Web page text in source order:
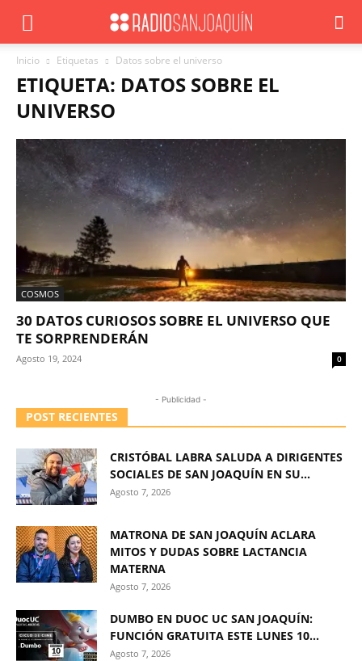
Inicio Etiquetas Datos sobre el universo
ETIQUETA: DATOS SOBRE EL
UNIVERSO
COSMOS
30 DATOS CURIOSOS SOBRE EL UNIVERSO QUE
TE SORPRENDERÁN
Agosto 19, 2024 0
- Publicidad -
POST RECIENTES
CRISTÓBAL LABRA SALUDA A DIRIGENTES
SOCIALES DE SAN JOAQUÍN EN SU...
Agosto 7, 2026
MATRONA DE SAN JOAQUÍN ACLARA
MITOS Y DUDAS SOBRE LACTANCIA
MATERNA
Agosto 7, 2026
DUMBO EN DUOC UC SAN JOAQUÍN:
FUNCIÓN GRATUITA ESTE LUNES 10...
Agosto 7, 2026